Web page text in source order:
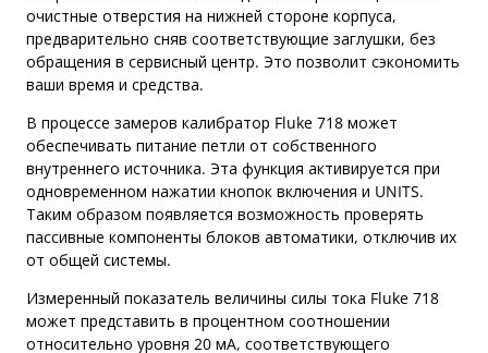
очистные отверстия на нижней стороне корпуса,
предварительно сняв соответствующие заглушки, без
обращения в сервисный центр. Это позволит сэкономить
ваши время и средства.
В процессе замеров калибратор Fluke 718 может
обеспечивать питание петли от собственного
внутреннего источника. Эта функция активируется при
одновременном нажатии кнопок включения и UNITS.
Таким образом появляется возможность проверять
пассивные компоненты блоков автоматики, отключив их
от общей системы.
Измеренный показатель величины силы тока Fluke 718
может представить в процентном соотношении
относительно уровня 20 мА, соответствующего